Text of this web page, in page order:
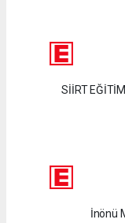
SİİRT
İnönü